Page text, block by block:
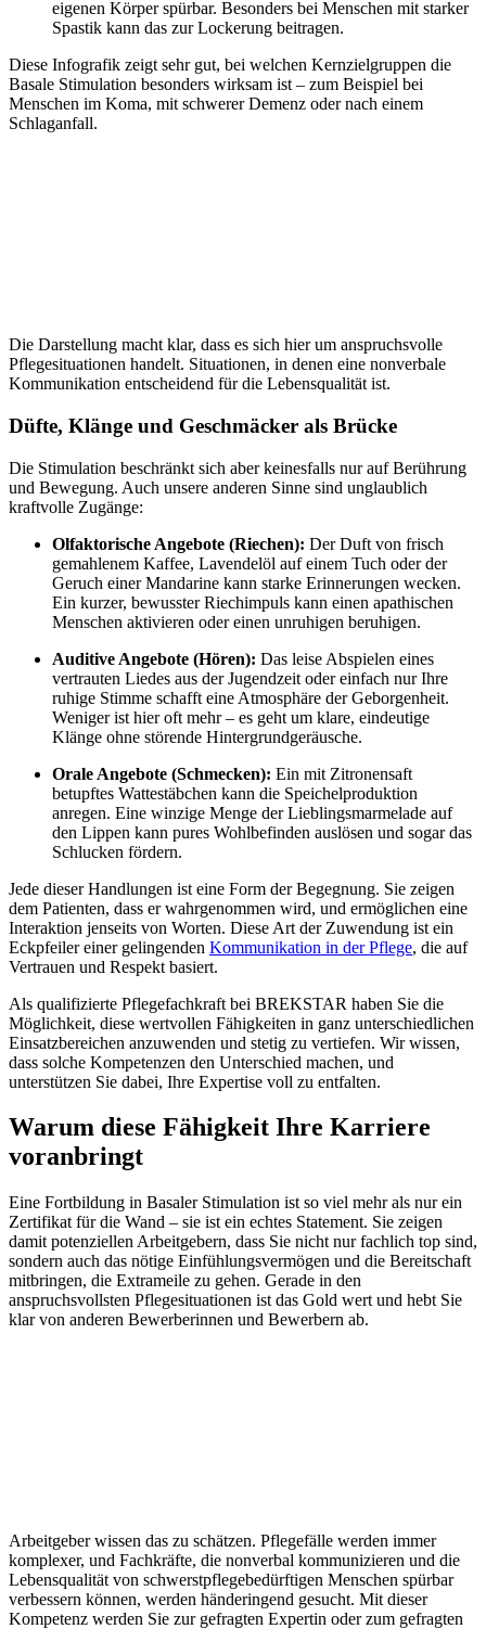
eigenen Körper spürbar. Besonders bei Menschen mit starker
Spastik kann das zur Lockerung beitragen.
Diese Infografik zeigt sehr gut, bei welchen Kernzielgruppen die
Basale Stimulation besonders wirksam ist – zum Beispiel bei
Menschen im Koma, mit schwerer Demenz oder nach einem
Schlaganfall.
Die Darstellung macht klar, dass es sich hier um anspruchsvolle
Pflegesituationen handelt. Situationen, in denen eine nonverbale
Kommunikation entscheidend für die Lebensqualität ist.
Düfte, Klänge und Geschmäcker als Brücke
Die Stimulation beschränkt sich aber keinesfalls nur auf Berührung
und Bewegung. Auch unsere anderen Sinne sind unglaublich
kraftvolle Zugänge:
Olfaktorische Angebote (Riechen): Der Duft von frisch
gemahlenem Kaffee, Lavendelöl auf einem Tuch oder der
Geruch einer Mandarine kann starke Erinnerungen wecken.
Ein kurzer, bewusster Riechimpuls kann einen apathischen
Menschen aktivieren oder einen unruhigen beruhigen.
Auditive Angebote (Hören): Das leise Abspielen eines
vertrauten Liedes aus der Jugendzeit oder einfach nur Ihre
ruhige Stimme schafft eine Atmosphäre der Geborgenheit.
Weniger ist hier oft mehr – es geht um klare, eindeutige
Klänge ohne störende Hintergrundgeräusche.
Orale Angebote (Schmecken): Ein mit Zitronensaft
betupftes Wattestäbchen kann die Speichelproduktion
anregen. Eine winzige Menge der Lieblingsmarmelade auf
den Lippen kann pures Wohlbefinden auslösen und sogar das
Schlucken fördern.
Jede dieser Handlungen ist eine Form der Begegnung. Sie zeigen
dem Patienten, dass er wahrgenommen wird, und ermöglichen eine
Interaktion jenseits von Worten. Diese Art der Zuwendung ist ein
Eckpfeiler einer gelingenden Kommunikation in der Pflege, die auf
Vertrauen und Respekt basiert.
Als qualifizierte Pflegefachkraft bei BREKSTAR haben Sie die
Möglichkeit, diese wertvollen Fähigkeiten in ganz unterschiedlichen
Einsatzbereichen anzuwenden und stetig zu vertiefen. Wir wissen,
dass solche Kompetenzen den Unterschied machen, und
unterstützen Sie dabei, Ihre Expertise voll zu entfalten.
Warum diese Fähigkeit Ihre Karriere
voranbringt
Eine Fortbildung in Basaler Stimulation ist so viel mehr als nur ein
Zertifikat für die Wand – sie ist ein echtes Statement. Sie zeigen
damit potenziellen Arbeitgebern, dass Sie nicht nur fachlich top sind,
sondern auch das nötige Einfühlungsvermögen und die Bereitschaft
mitbringen, die Extrameile zu gehen. Gerade in den
anspruchsvollsten Pflegesituationen ist das Gold wert und hebt Sie
klar von anderen Bewerberinnen und Bewerbern ab.
Arbeitgeber wissen das zu schätzen. Pflegefälle werden immer
komplexer, und Fachkräfte, die nonverbal kommunizieren und die
Lebensqualität von schwerstpflegebedürftigen Menschen spürbar
verbessern können, werden händeringend gesucht. Mit dieser
Kompetenz werden Sie zur gefragten Expertin oder zum gefragten